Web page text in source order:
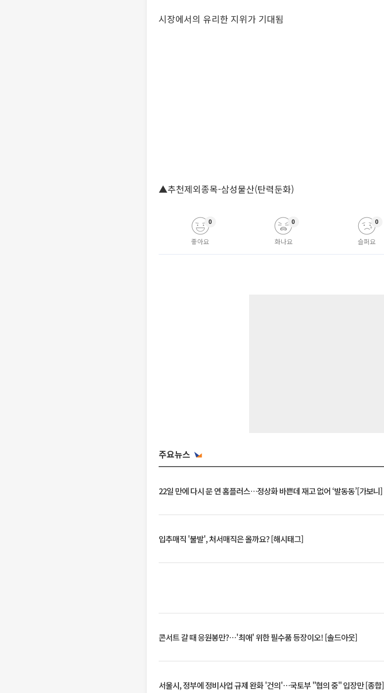
시장에서의 유리한 지위가 기대됨
▲추천제외종목-삼성물산(탄력둔화)
좋아요
0
화나요
0
슬퍼요
0
주요뉴스
22일 만에 다시 문 연 홈플러스…정상화 바쁜데 재고 없어 ‘발동동’[가보니]
입추매직 '불발', 처서매직은 올까요? [해시태그]
콘서트 갈 때 응원봉만?⋯'최애' 위한 필수품 등장이오! [솔드아웃]
서울시, 정부에 정비사업 규제 완화 '건의'⋯국토부 "협의 중" 입장만 [종합]